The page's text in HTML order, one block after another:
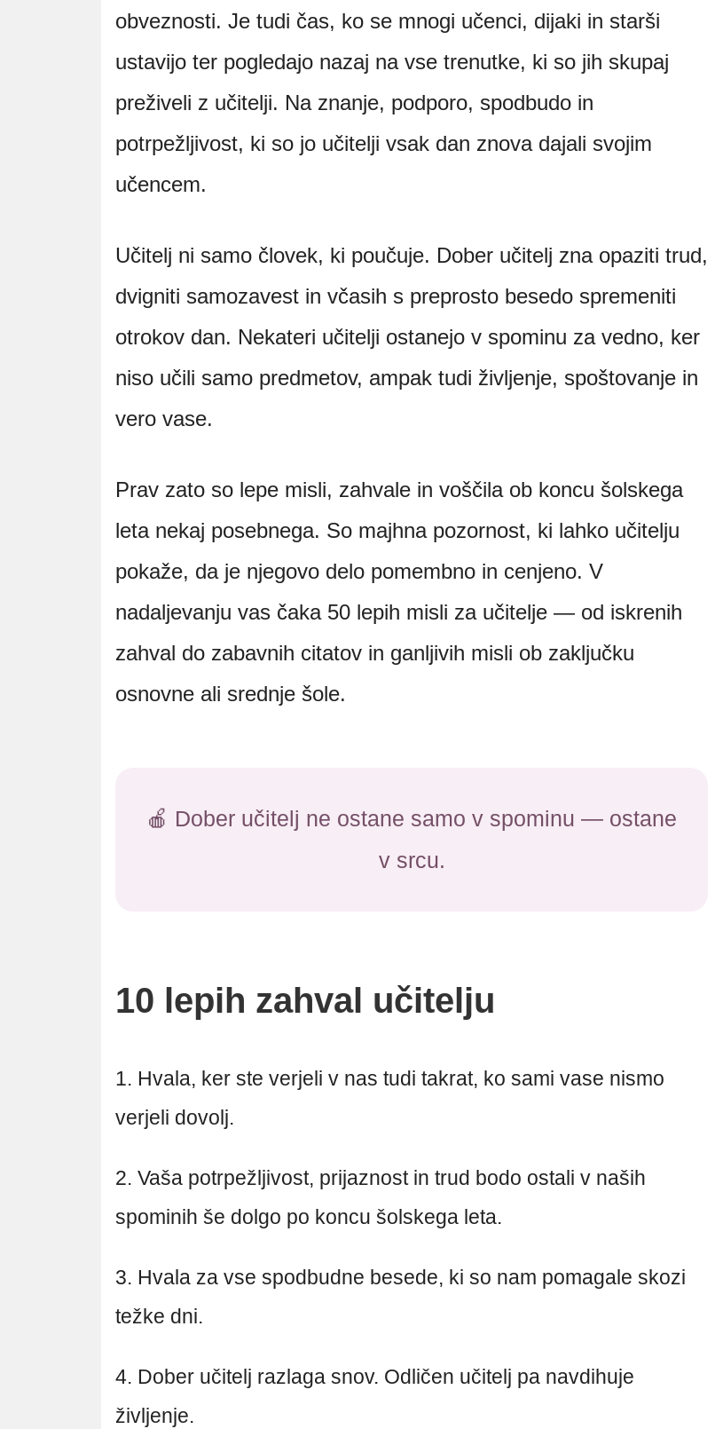
obveznosti. Je tudi čas, ko se mnogi učenci, dijaki in starši
ustavijo ter pogledajo nazaj na vse trenutke, ki so jih skupaj
preživeli z učitelji. Na znanje, podporo, spodbudo in
potrpežljivost, ki so jo učitelji vsak dan znova dajali svojim
učencem.
Učitelj ni samo človek, ki poučuje. Dober učitelj zna opaziti trud,
dvigniti samozavest in včasih s preprosto besedo spremeniti
otrokov dan. Nekateri učitelji ostanejo v spominu za vedno, ker
niso učili samo predmetov, ampak tudi življenje, spoštovanje in
vero vase.
Prav zato so lepe misli, zahvale in voščila ob koncu šolskega
leta nekaj posebnega. So majhna pozornost, ki lahko učitelju
pokaže, da je njegovo delo pomembno in cenjeno. V
nadaljevanju vas čaka 50 lepih misli za učitelje — od iskrenih
zahval do zabavnih citatov in ganljivih misli ob zaključku
osnovne ali srednje šole.
🍎 Dober učitelj ne ostane samo v spominu — ostane
v srcu.
10 lepih zahval učitelju
1. Hvala, ker ste verjeli v nas tudi takrat, ko sami vase nismo
verjeli dovolj.
2. Vaša potrpežljivost, prijaznost in trud bodo ostali v naših
spominih še dolgo po koncu šolskega leta.
3. Hvala za vse spodbudne besede, ki so nam pomagale skozi
težke dni.
4. Dober učitelj razlaga snov. Odličen učitelj pa navdihuje
življenje.